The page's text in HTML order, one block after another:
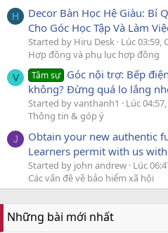
H
Decor Bàn Học Hệ Giàu: Bí
Cho Góc Học Tập Và Làm
Started by Hiru Desk Lúc 03:59,
Hợp đồng và phụ lục hợp đồng
V Tâm sự Góc nội trợ: Bếp
không? Đừng quá lo lắng
Started by vanthanh1 Lúc
Thông tin & góp ý
J
Obtain your new authentic
Learners permit with us
Started by john andrew Lúc
Các vấn đề về bảo hiểm xã hội
Những bài mới nhất